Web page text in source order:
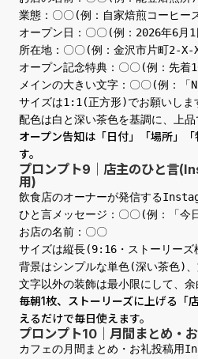
業態：〇〇(例：自家焙煎コーヒー
オープン日：〇〇(例：2026年6月
所在地：〇〇(例：金沢市片町2-X-
オープン記念特典：〇〇(例：先着
メインの大きい文字：〇〇(例：「
サイズは1:1(正方形)でお願いしま
配色は白と深い茶色を基調に、上品
オープン告知は「日付」「場所」
す。
プロンプト9｜店主のひと言
用)
飲食店のオーナーが発信する
ひと言メッセージ：〇〇(例：「今
お店の名前：〇〇
サイズは縦長(9:16・ストーリーズ
背景はシンプルな単色(深い茶色)、
文字以外の装飾は最小限にして、余
毎朝1枚、ストーリーズに上げる「
えるだけで毎日使えます。
プロンプト10｜月間まとめ・
カフェの月間まとめ・お礼投稿用